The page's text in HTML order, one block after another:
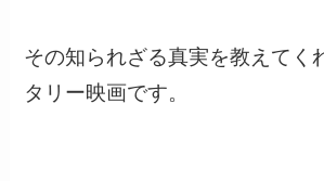
その知られざる真実を教えてく
タリー映画です。